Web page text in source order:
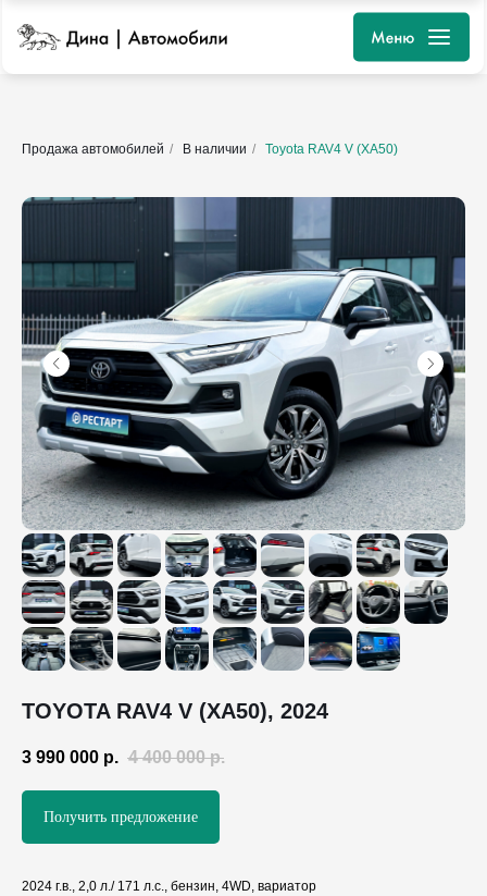
Продажа автомобилей / В наличии / Toyota RAV4 V (XA50)
TOYOTA RAV4 V (XA50), 2024
3 990 000 р. 4 400 000 р.
Получить предложение
2024 г.в., 2,0 л./ 171 л.с., бензин, 4WD, вариатор